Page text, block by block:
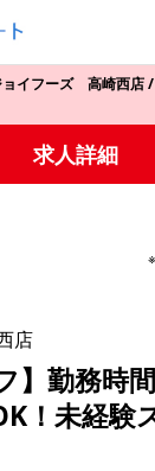
ョイフーズ 高崎西店 /
求人詳細
店
】勤務時
！未経験